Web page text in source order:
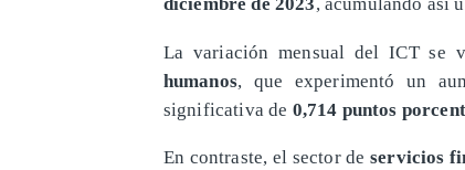
La variación mensual del ICT se
humanos, que experimentó un
significativa de 0,714 puntos
​En contraste, el sector deservicios